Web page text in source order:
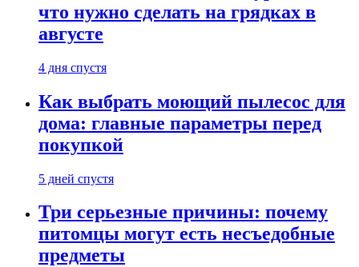
что нужно сделать на грядках в
августе
4 дня спустя
Как выбрать моющий пылесос для
дома: главные параметры перед
покупкой
5 дней спустя
Три серьезные причины: почему
питомцы могут есть несъедобные
предметы